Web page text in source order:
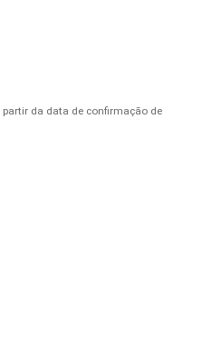
da data de confirmação de